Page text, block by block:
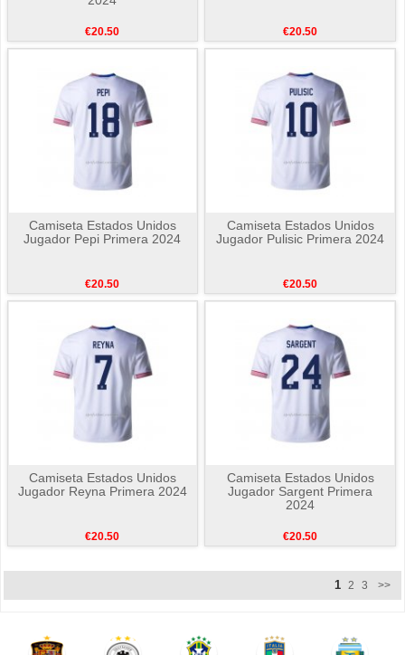
€20.50 €20.50
Camiseta Estados Unidos
Jugador Pepi Primera 2024
€20.50
Camiseta Estados Unidos
Jugador Pulisic Primera 2024
€20.50
Camiseta Estados Unidos
Jugador Reyna Primera 2024
€20.50
Camiseta Estados Unidos
Jugador Sargent Primera
2024
€20.50
1 2 3 >>